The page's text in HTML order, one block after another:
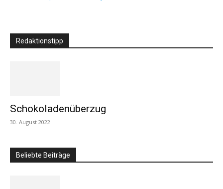
Redaktionstipp
Schokoladenüberzug
30. August 2022
Beliebte Beiträge